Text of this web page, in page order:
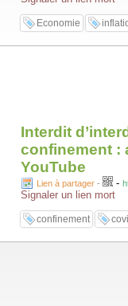
Economie
Interdit
confinement :
YouTube
Lien à partager - -
Signaler un lien mort
confinement